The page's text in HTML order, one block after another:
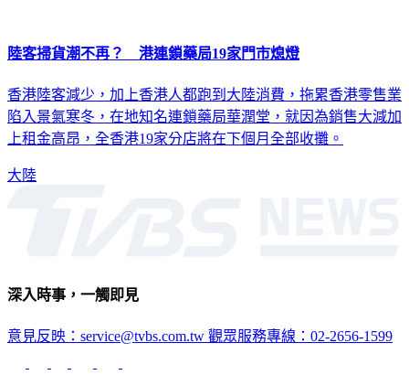
陸客掃貨潮不再？ 港連鎖藥局19家門市熄燈
香港陸客減少，加上香港人都跑到大陸消費，拖累香港零售業
陷入景氣寒冬，在地知名連鎖藥局華潤堂，就因為銷售大減加
上租金高昂，全香港19家分店將在下個月全部收攤。
大陸
深入時事，一觸即見
意見反映：service@tvbs.com.tw 觀眾服務專線：02-2656-1599